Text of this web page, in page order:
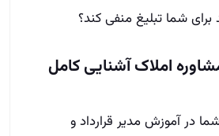
برای شما تبلیغ منفی کند؟
املاک آشنایی کامل
در آموزش مدیر قرارداد و